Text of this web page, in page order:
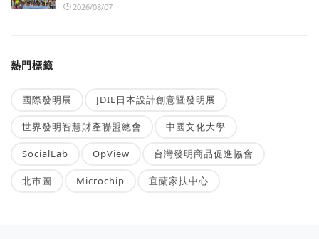
2026/08/07
熱門標籤
國際發明展 JDIE日本設計創意暨發明展
世界發明智慧財產聯盟總會 中國文化大學
SocialLab OpView 台灣發明商品促進協會
北市圖 Microchip 宜蘭家扶中心